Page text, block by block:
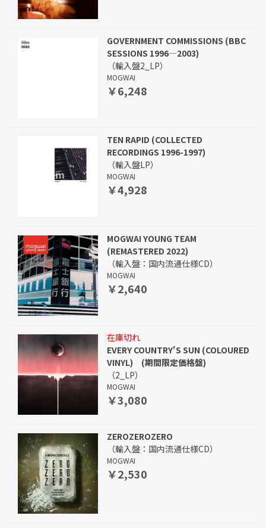
GOVERNMENT COMMISSIONS (BBC
SESSIONS 1996—2003)
（輸入盤2_LP）
MOGWAI
￥6,248
TEN RAPID (COLLECTED
RECORDINGS 1996-1997)
（輸入盤LP）
MOGWAI
￥4,928
MOGWAI YOUNG TEAM
(REMASTERED 2022)
（輸入盤：国内流通仕様CD）
MOGWAI
￥2,640
在庫切れ
EVERY COUNTRY'S SUN (COLOURED
VINYL) (期間限定価格盤)
（2_LP）
MOGWAI
￥3,080
ZEROZEROZERO
（輸入盤：国内流通仕様CD）
MOGWAI
￥2,530